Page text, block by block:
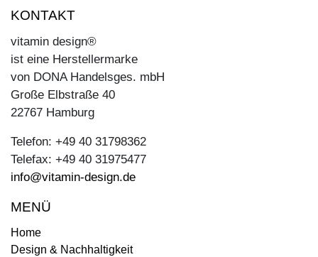
KONTAKT
vitamin design®
ist eine Herstellermarke
von DONA Handelsges. mbH
Große Elbstraße 40
22767 Hamburg
Telefon: +49 40 31798362
Telefax: +49 40 31975477
info@vitamin-design.de
MENÜ
Home
Design & Nachhaltigkeit